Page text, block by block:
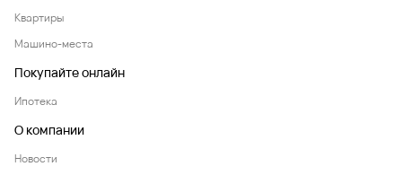
Квартиры
Машино-места
Покупайте онлайн
Ипотека
О компании
Новости